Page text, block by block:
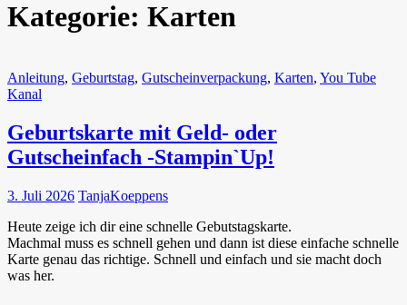
Kategorie: Karten
Anleitung, Geburtstag, Gutscheinverpackung, Karten, You Tube
Kanal
Geburtskarte mit Geld- oder
Gutscheinfach -Stampin`Up!
3. Juli 2026 TanjaKoeppens
Heute zeige ich dir eine schnelle Gebutstagskarte.
Machmal muss es schnell gehen und dann ist diese einfache schnelle
Karte genau das richtige. Schnell und einfach und sie macht doch
was her.